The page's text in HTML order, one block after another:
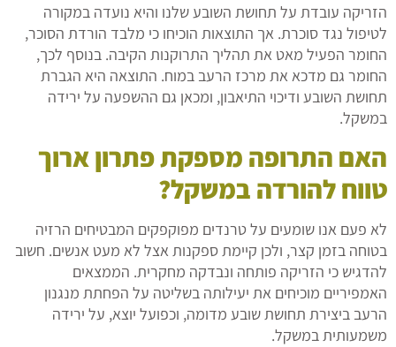
הזריקה עובדת על תחושת השובע שלנו והיא נועדה במקורה
לטיפול נגד סוכרת. אך התוצאות הוכיחו כי מלבד הורדת הסוכר,
החומר הפעיל מאט את תהליך התרוקנות הקיבה. בנוסף לכך,
החומר גם מדכא את מרכז הרעב במוח. התוצאה היא הגברת
תחושת השובע ודיכוי התיאבון, ומכאן גם ההשפעה על ירידה
במשקל.
האם התרופה מספקת פתרון ארוך
טווח להורדה במשקל?
לא פעם אנו שומעים על טרנדים מפוקפקים המבטיחים הרזיה
בטוחה בזמן קצר, ולכן קיימת ספקנות אצל לא מעט אנשים. חשוב
להדגיש כי הזריקה פותחה ונבדקה מחקרית. הממצאים
האמפיריים מוכיחים את יעילותה בשליטה על הפחתת מנגנון
הרעב ביצירת תחושת שובע מדומה, וכפועל יוצא, על ירידה
משמעותית במשקל.